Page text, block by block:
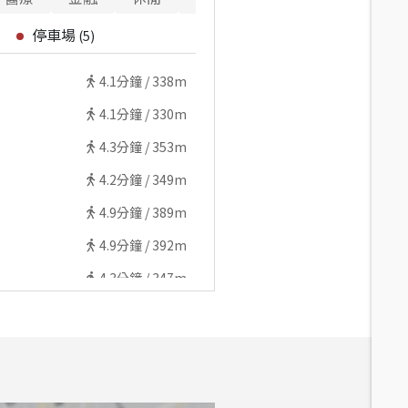
停車場 (5)
4.1分鐘 / 338m
4.1分鐘 / 330m
4.3分鐘 / 353m
4.2分鐘 / 349m
4.9分鐘 / 389m
4.9分鐘 / 392m
4.3分鐘 / 347m